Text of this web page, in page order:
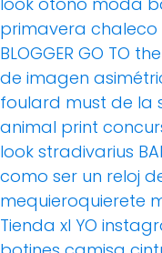
primavera chaleco
BLOGGER GO TO
de imagen
foulard must de la
animal print
look stradivarius
como ser un reloj
mequieroquierete
Tienda xl YO